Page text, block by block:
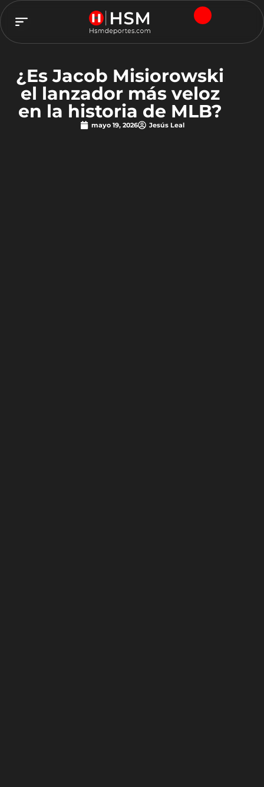
¿Es Jacob Misiorowski
el lanzador más veloz
en la historia de MLB?
mayo 19, 2026 Jesús Leal